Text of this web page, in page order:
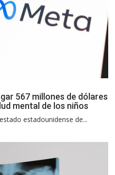
567 millones de dólares
mental de los niños
estadounidense de...